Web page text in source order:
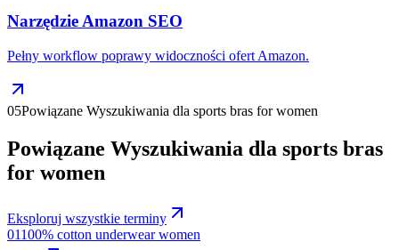
Narzędzie Amazon SEO
Pełny workflow poprawy widoczności ofert Amazon.
05Powiązane Wyszukiwania dla sports bras for women
Powiązane Wyszukiwania dla sports bras
for women
Eksploruj wszystkie terminy
01100% cotton underwear women